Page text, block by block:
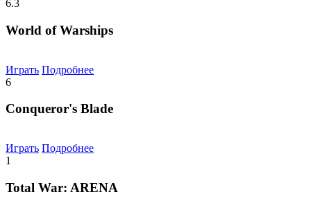
6.3
World of Warships
Играть Подробнее
6
Conqueror's Blade
Играть Подробнее
1
Total War: ARENA